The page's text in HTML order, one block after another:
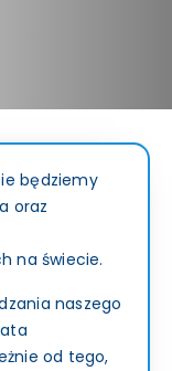
będziemy
oraz
na świecie.
naszego
od tego,